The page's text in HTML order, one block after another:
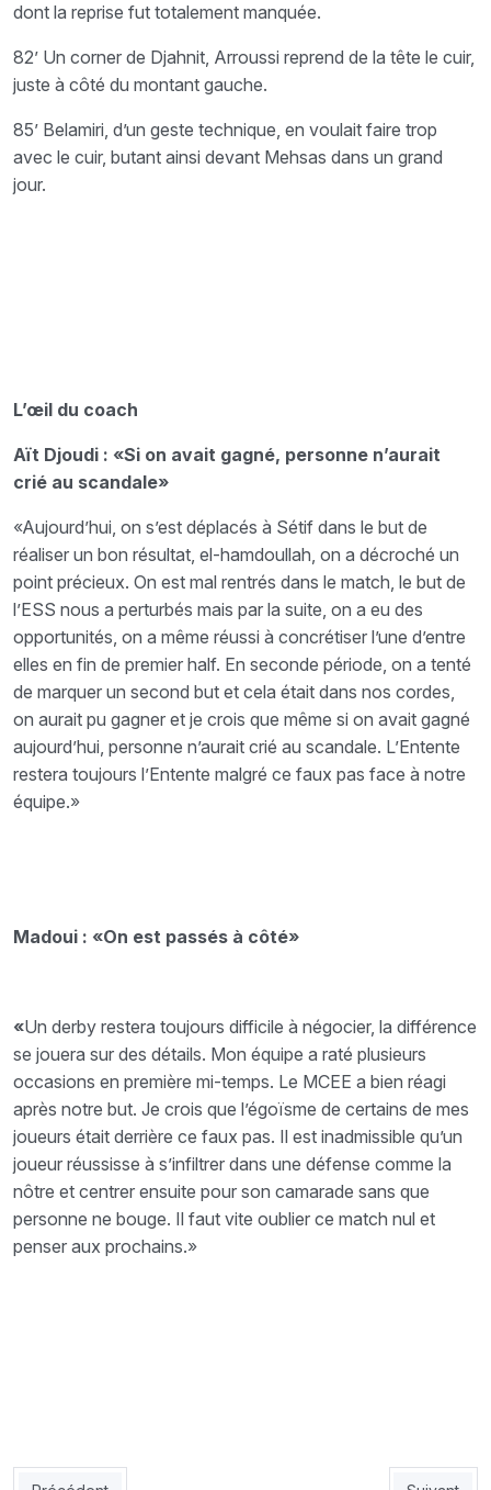
dont la reprise fut totalement manquée.
82’ Un corner de Djahnit, Arroussi reprend de la tête le cuir,
juste à côté du montant gauche.
85’ Belamiri, d’un geste technique, en voulait faire trop
avec le cuir, butant ainsi devant Mehsas dans un grand
jour.
L’œil du coach
Aït Djoudi : «Si on avait gagné, personne n’aurait
crié au scandale»
«Aujourd’hui, on s’est déplacés à Sétif dans le but de
réaliser un bon résultat, el-hamdoullah, on a décroché un
point précieux. On est mal rentrés dans le match, le but de
l’ESS nous a perturbés mais par la suite, on a eu des
opportunités, on a même réussi à concrétiser l’une d’entre
elles en fin de premier half. En seconde période, on a tenté
de marquer un second but et cela était dans nos cordes,
on aurait pu gagner et je crois que même si on avait gagné
aujourd’hui, personne n’aurait crié au scandale. L’Entente
restera toujours l’Entente malgré ce faux pas face à notre
équipe.»
Madoui : «On est passés à côté»
«Un derby restera toujours difficile à négocier, la différence
se jouera sur des détails. Mon équipe a raté plusieurs
occasions en première mi-temps. Le MCEE a bien réagi
après notre but. Je crois que l’égoïsme de certains de mes
joueurs était derrière ce faux pas. Il est inadmissible qu’un
joueur réussisse à s’infiltrer dans une défense comme la
nôtre et centrer ensuite pour son camarade sans que
personne ne bouge. Il faut vite oublier ce match nul et
penser aux prochains.»